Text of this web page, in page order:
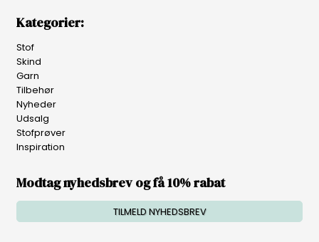
Kategorier:
Stof
Skind
Garn
Tilbehør
Nyheder
Udsalg
Stofprøver
Inspiration
Modtag nyhedsbrev og få 10% rabat
TILMELD NYHEDSBREV